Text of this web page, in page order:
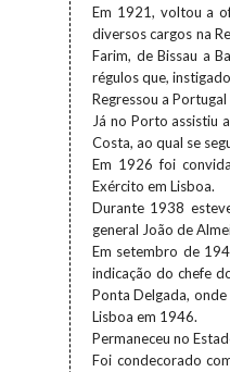
Em 1921, voltou a
diversos cargos na
Farim, de Bissau a
régulos que,
Regressou a
Já no Porto assistiu
Costa, ao qual se
Em 1926 foi
Exército em Lisboa.
Durante 1938
general João de
Em setembro de
indicação do chefe
Ponta Delgada,
Lisboa em 1946.
Permaneceu no
Foi condecorado